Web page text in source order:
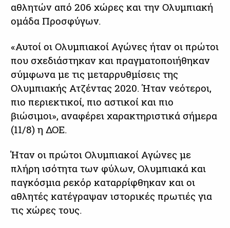
αθλητών από 206 χώρες και την Ολυμπιακή
ομάδα Προσφύγων.
«Αυτοί οι Ολυμπιακοί Αγώνες ήταν οι πρώτοι
που σχεδιάστηκαν και πραγματοποιήθηκαν
σύμφωνα με τις μεταρρυθμίσεις της
Ολυμπιακής Ατζέντας 2020. Ήταν νεότεροι,
πιο περιεκτικοί, πιο αστικοί και πιο
βιώσιμοι», αναφέρει χαρακτηριστικά σήμερα
(11/8) η ΔΟΕ.
Ήταν οι πρώτοι Ολυμπιακοί Αγώνες με
πλήρη ισότητα των φύλων, Ολυμπιακά και
παγκόσμια ρεκόρ καταρρίφθηκαν και οι
αθλητές κατέγραψαν ιστορικές πρωτιές για
τις χώρες τους.